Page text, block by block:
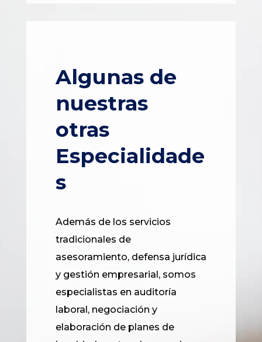
Algunas de
nuestras
otras
Especialidade
s
Además de los servicios
tradicionales de
asesoramiento, defensa jurídica
y gestión empresarial, somos
especialistas en auditoría
laboral, negociación y
elaboración de planes de